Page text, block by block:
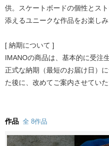
供。スケートボードの個性とス
添えるユニークな作品をお楽しみ
[ 納期について ]
IMANOの商品は、基本的に受注
正式な納期（最短のお届け日）
た後に、改めてご案内させていた
作品 全 8作品